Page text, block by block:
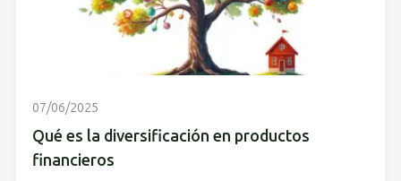
07/06/2025
Qué es la diversificación en productos
financieros